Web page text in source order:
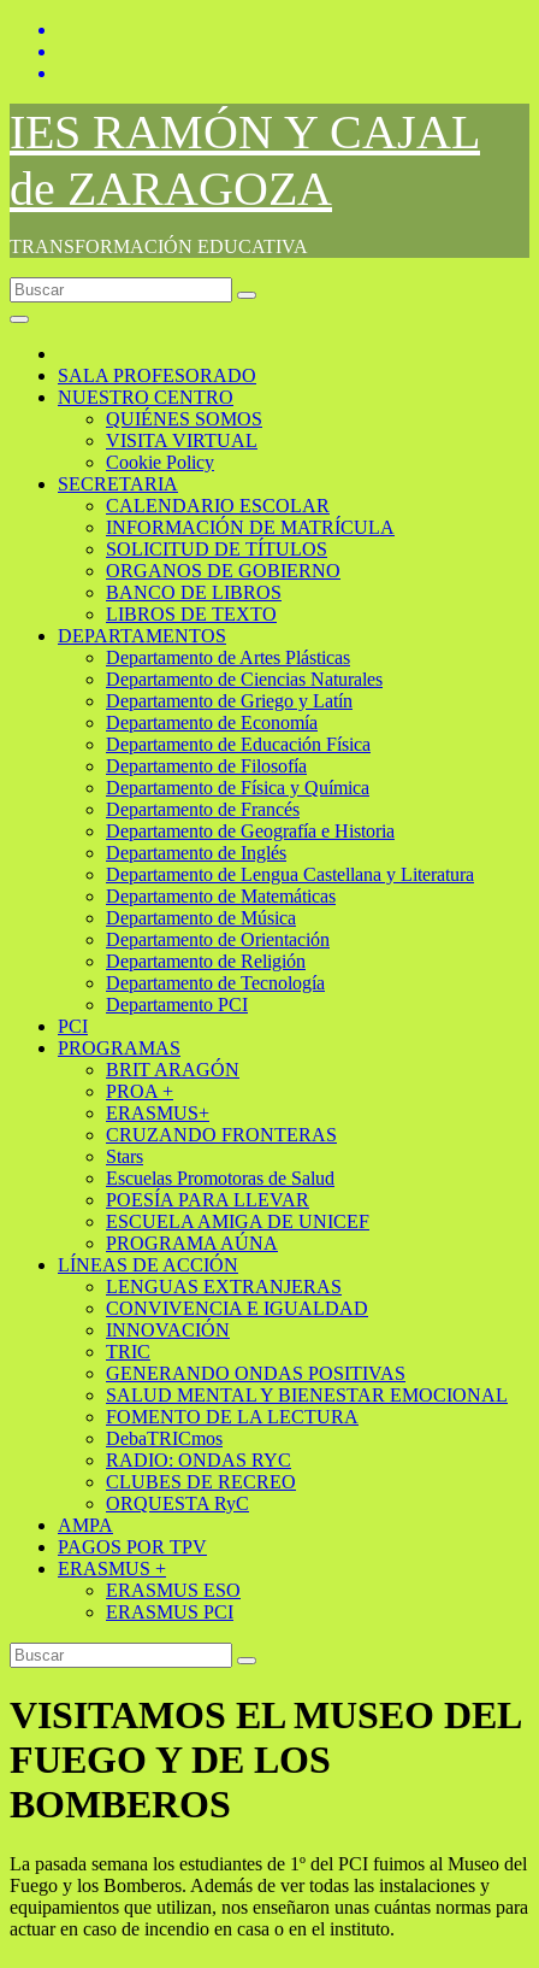
Saltar
contenido
IES RAMÓN Y CAJAL
de ZARAGOZA
TRANSFORMACIÓN EDUCATIVA
SALA PROFESORADO
NUESTRO CENTRO
QUIÉNES SOMOS
VISITA VIRTUAL
Cookie Policy
SECRETARIA
CALENDARIO ESCOLAR
INFORMACIÓN DE MATRÍCULA
SOLICITUD DE TÍTULOS
ORGANOS DE GOBIERNO
BANCO DE LIBROS
LIBROS DE TEXTO
DEPARTAMENTOS
Departamento de Artes Plásticas
Departamento de Ciencias Naturales
Departamento de Griego y Latín
Departamento de Economía
Departamento de Educación Física
Departamento de Filosofía
Departamento de Física y Química
Departamento de Francés
Departamento de Geografía e Historia
Departamento de Inglés
Departamento de Lengua Castellana y Literatura
Departamento de Matemáticas
Departamento de Música
Departamento de Orientación
Departamento de Religión
Departamento de Tecnología
Departamento PCI
PCI
PROGRAMAS
BRIT ARAGÓN
PROA +
ERASMUS+
CRUZANDO FRONTERAS
Stars
Escuelas Promotoras de Salud
POESÍA PARA LLEVAR
ESCUELA AMIGA DE UNICEF
PROGRAMA AÚNA
LÍNEAS DE ACCIÓN
LENGUAS EXTRANJERAS
CONVIVENCIA E IGUALDAD
INNOVACIÓN
TRIC
GENERANDO ONDAS POSITIVAS
SALUD MENTAL Y BIENESTAR EMOCIONAL
FOMENTO DE LA LECTURA
DebaTRICmos
RADIO: ONDAS RYC
CLUBES DE RECREO
ORQUESTA RyC
AMPA
PAGOS POR TPV
ERASMUS +
ERASMUS ESO
ERASMUS PCI
VISITAMOS EL MUSEO DEL
FUEGO Y DE LOS
BOMBEROS
La pasada semana los estudiantes de 1º del PCI fuimos al Museo del
Fuego y los Bomberos. Además de ver todas las instalaciones y
equipamientos que utilizan, nos enseñaron unas cuántas normas para
actuar en caso de incendio en casa o en el instituto.